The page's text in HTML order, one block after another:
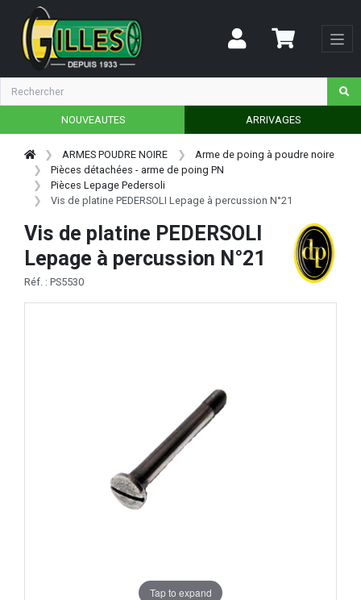
NOUVEAUTES ARRIVAGES
ARMES POUDRE NOIRE
Arme de poing à poudre noire
Pièces détachées - arme de poing PN
Pièces Lepage Pedersoli
Vis de platine PEDERSOLI Lepage à percussion N°21
Vis de platine PEDERSOLI
Lepage à percussion N°21
Réf. : PS5530
Tap to expand